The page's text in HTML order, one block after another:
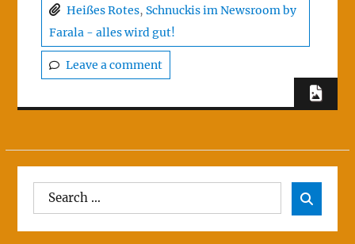
Heißes Rotes, Schnuckis im Newsroom by
Farala - alles wird gut!
Leave a comment
Search
for:
